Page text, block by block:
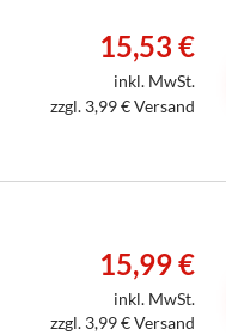
15,53 €
inkl. MwSt.
zzgl. 3,99 € Versand
15,99 €
inkl. MwSt.
zzgl. 3,99 € Versand